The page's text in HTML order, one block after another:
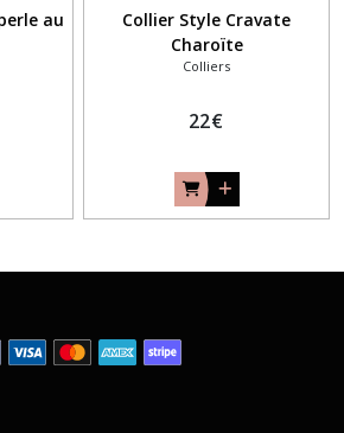
au
Collier Style Cravate
Charoïte
Colliers
22€